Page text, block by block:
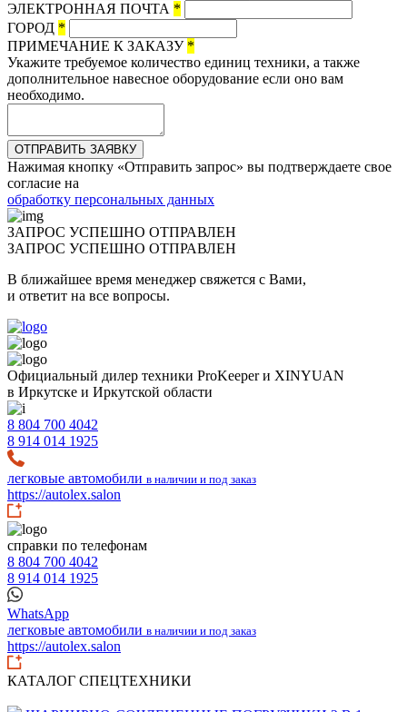
ЭЛЕКТРОННАЯ ПОЧТА *
ГОРОД *
ПРИМЕЧАНИЕ К ЗАКАЗУ *
Укажите требуемое количество единиц техники, а также
дополнительное навесное оборудование если оно вам
необходимо.
ОТПРАВИТЬ ЗАЯВКУ
Нажимая кнопку «Отправить запрос» вы подтверждаете свое
согласие на
обработку персональных данных
ЗАПРОС УСПЕШНО ОТПРАВЛЕН
ЗАПРОС УСПЕШНО ОТПРАВЛЕН
В ближайшее время менеджер свяжется с Вами,
и ответит на все вопросы.
Официальный дилер техники ProKeeper и XINYUAN
в Иркутске и Иркутской области
8 804 700 4042
8 914 014 1925
легковые автомобили в наличии и под заказ
https://autolex.salon
справки по телефонам
8 804 700 4042
8 914 014 1925
WhatsApp
легковые автомобили в наличии и под заказ
https://autolex.salon
КАТАЛОГ СПЕЦТЕХНИКИ